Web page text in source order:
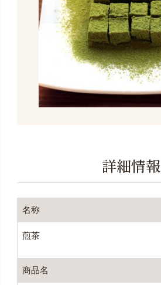
詳細情報
名称
煎茶
商品名